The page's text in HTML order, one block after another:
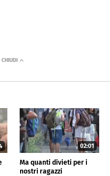
02:01
Ma quanti divieti per i
nostri ragazzi